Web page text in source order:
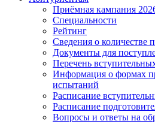
Приёмная кампания
Специальности
Рейтинг
Сведения о количестве
Документы для
Перечень
Информация о формах
испытаний
Расписание
Расписание
Вопросы и ответы на